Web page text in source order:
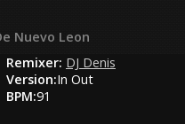
Nuevo Leon
Remixer: DJ Denis
Version:In Out
BPM:91